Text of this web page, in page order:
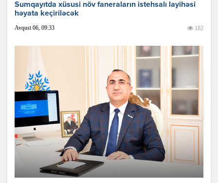
Sumqayıtda xüsusi növ faneraların istehsalı layihəsi
həyata keçiriləcək
Avqust 06, 09:33 182